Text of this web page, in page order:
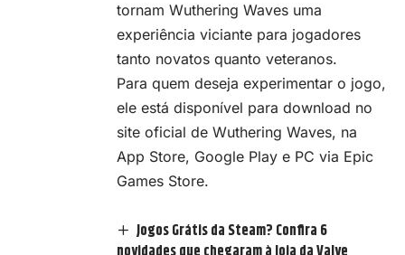
tornam Wuthering Waves uma
experiência viciante para jogadores
tanto novatos quanto veteranos.
Para quem deseja experimentar o jogo,
ele está disponível para download no
site oficial de Wuthering Waves, na
App Store, Google Play e PC via Epic
Games Store.
Jogos Grátis da Steam? Confira 6